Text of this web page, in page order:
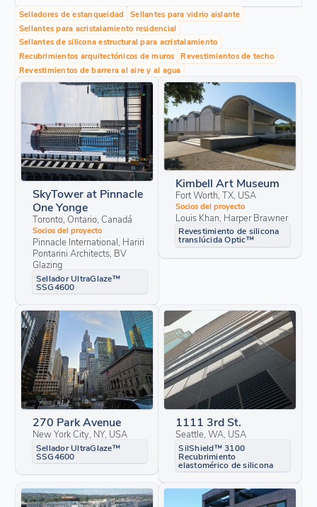
Selladores de estanqueidad
Sellantes para vidrio aislante
Sellantes para acristalamiento residencial
Sellantes de silicona estructural para acristalamiento
Recubrimientos arquitectónicos de muros
Revestimientos de techo
Revestimientos de barrera al aire y al agua
SkyTower at Pinnacle
One Yonge
Toronto, Ontario, Canadá
Socios del proyecto
Pinnacle International, Hariri
Pontarini Architects, BV
Glazing
Sellador UltraGlaze™
SSG4600
Kimbell Art Museum
Fort Worth, TX, USA
Socios del proyecto
Louis Khan, Harper Brawner
Revestimiento de silicona
translúcida Optic™
270 Park Avenue
New York City, NY, USA
Sellador UltraGlaze™
SSG4600
1111 3rd St.
Seattle, WA, USA
SilShield™ 3100
Recubrimiento
elastomérico de silicona